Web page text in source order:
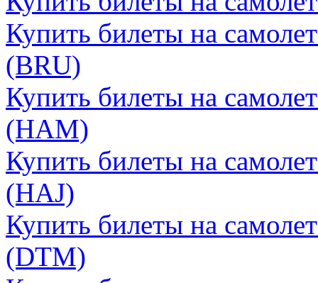
Купить билеты на
(BRU)
Купить билеты на
(HAM)
Купить билеты на
(HAJ)
Купить билеты на
(DTM)